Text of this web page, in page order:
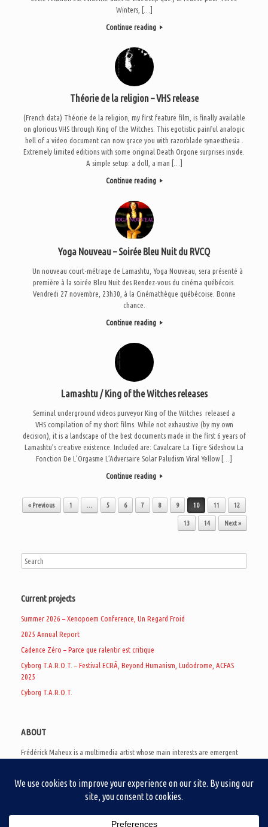
Winters, […]
Continue reading
Théorie de la religion – VHS release
(French data) Théorie de la religion, my first feature film, is finally available
on glorious VHS through King of the Witches. This egotistic painful analogic
hell of a video document can now grace you with razorblade synaesthesia .
Extremely limited editions with some original Death Orgone surprises inside.
A simple setup: a doll, a man […]
Continue reading
Yoga Nouveau – Soirée Bleu Nuit du RVCQ
Un nouveau court-métrage de Lamashtu, Yoga Nouveau, sera présenté à
première à la soirée Bleu Nuit des Rendez-vous du cinéma québécois.
Vendredi 27 novembre, 23h30, à la Cinémathèque québécoise. Bonne
chance.
Continue reading
Lamashtu / King of the Witches releases
Seminal underground videos purveyor King of the Witches released a
VHS compilation of my short films. While not exhaustive (by my own
decision), it is a landscape of the best documents made in the first 6 years of
Lamashtu’s creative existence. Included are: Cavalcare La Tigre Sideshow La
Fonction De L’Orgasme L’Adversaire Solar Paludism Viral Yellow […]
Continue reading
Post navigation
« Previous 1 … 5 6 7 8 9 10 11 12
13 14 Next »
Current projects
Summer 2026 – Xenopoem Conference, Un Regard Froid
2025 Annual Report
Cadence Zéro – Parce que ralentir est critique
Cyborg T.A.R.O.T. – Festival ECRÃ, Beyond Humanism, Ludodrome, ACFAS
2025
Cyborg T.A.R.O.T.
ABOUT
Frédérick Maheux is a multimedia artist whose main interests are emergent
creates noisy video games, produces industrial music under Un Regard Froid,
and practices the art of analogic collages. He is currently a doctoral student
creation as a research methodology to study noise.